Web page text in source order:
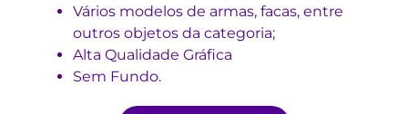
Vários modelos de armas, facas, entre
outros objetos da categoria;
Alta Qualidade Gráfica
Sem Fundo.